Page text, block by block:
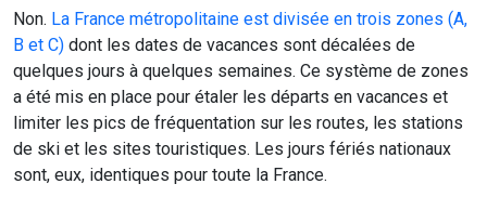
Non. La France métropolitaine est divisée en trois zones (A,
B et C) dont les dates de vacances sont décalées de
quelques jours à quelques semaines. Ce système de zones
a été mis en place pour étaler les départs en vacances et
limiter les pics de fréquentation sur les routes, les stations
de ski et les sites touristiques. Les jours fériés nationaux
sont, eux, identiques pour toute la France.